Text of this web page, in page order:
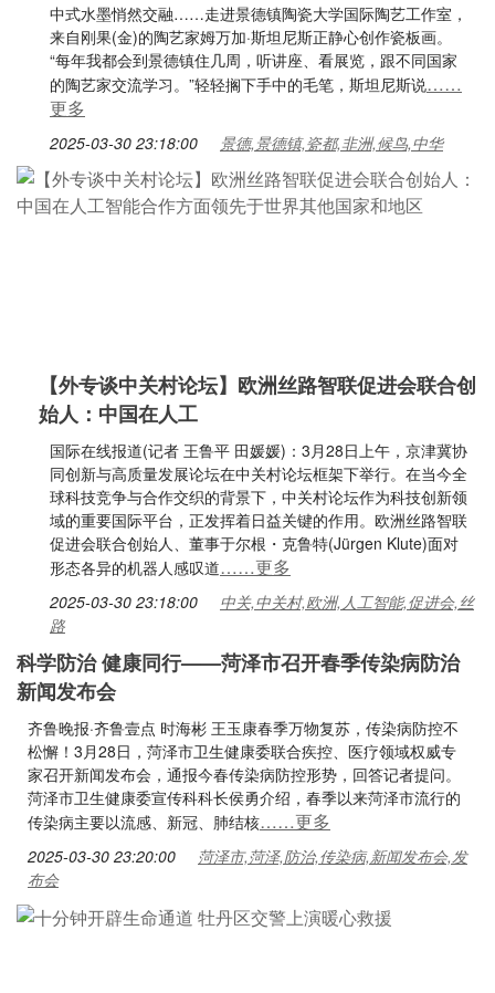
中式水墨悄然交融……走进景德镇陶瓷大学国际陶艺工作室，
来自刚果(金)的陶艺家姆万加·斯坦尼斯正静心创作瓷板画。
“每年我都会到景德镇住几周，听讲座、看展览，跟不同国家
的陶艺家交流学习。”轻轻搁下手中的毛笔，斯坦尼斯说……
更多
2025-03-30 23:18:00 景德,景德镇,瓷都,非洲,候鸟,中华
【外专谈中关村论坛】欧洲丝路智联促进会联合创
始人：中国在人工
国际在线报道(记者 王鲁平 田媛媛)：3月28日上午，京津冀协
同创新与高质量发展论坛在中关村论坛框架下举行。在当今全
球科技竞争与合作交织的背景下，中关村论坛作为科技创新领
域的重要国际平台，正发挥着日益关键的作用。欧洲丝路智联
促进会联合创始人、董事于尔根・克鲁特(Jürgen Klute)面对
形态各异的机器人感叹道……更多
2025-03-30 23:18:00
中关,中关村,欧洲,人工智能,促进会,丝
路
科学防治 健康同行——菏泽市召开春季传染病防治
新闻发布会
齐鲁晚报·齐鲁壹点 时海彬 王玉康春季万物复苏，传染病防控不
松懈！3月28日，菏泽市卫生健康委联合疾控、医疗领域权威专
家召开新闻发布会，通报今春传染病防控形势，回答记者提问。
菏泽市卫生健康委宣传科科长侯勇介绍，春季以来菏泽市流行的
传染病主要以流感、新冠、肺结核……更多
2025-03-30 23:20:00
菏泽市,菏泽,防治,传染病,新闻发布会,发
布会